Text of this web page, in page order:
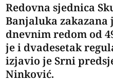
Redovna sjednica
Banjaluka zakazana
dnevnim redom od
je i dvadesetak
izjavio je Srni
Ninković.